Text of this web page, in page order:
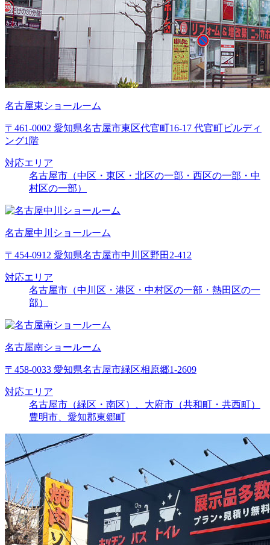
名古屋東ショールーム
〒461-0002 愛知県名古屋市東区代官町16-17 代官町ビルディ
ング1階
対応エリア
名古屋市（中区・東区・北区の一部・西区の一部・中
村区の一部）
名古屋中川ショールーム
〒454-0912 愛知県名古屋市中川区野田2-412
対応エリア
名古屋市（中川区・港区・中村区の一部・熱田区の一
部）
名古屋南ショールーム
〒458-0033 愛知県名古屋市緑区相原郷1-2609
対応エリア
名古屋市（緑区・南区）、大府市（共和町・共西町）
豊明市、愛知郡東郷町